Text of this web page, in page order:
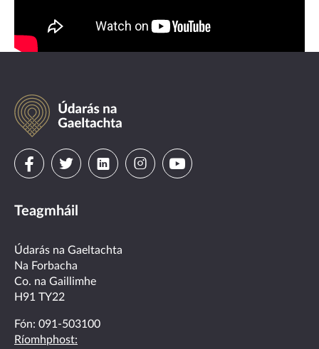
Údarás
na
Gaeltachta
Visit
on
facebook
Visit
on
twitter
Visit
linkedin
VisitVisit
Teagmháil
Údarás na Gaeltachta
Na Forbacha
Co. na Gaillimhe
H91 TY22
Fón: 091-503100
Ríomhphost: